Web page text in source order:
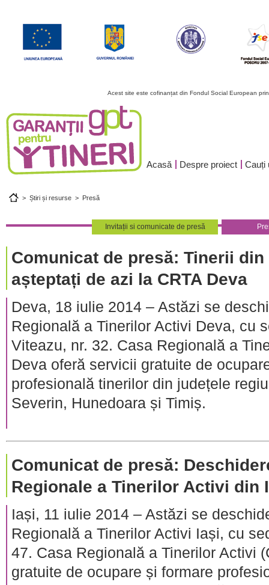
Acest site este cofinanțat din Fondul Social European
Acasă Despre proiect Cauți
> Știri și resurse > Presă
Invitații si comunicate de presă
Comunicat de presă: Tinerii
așteptați de azi la CRTA Deva
Deva, 18 iulie 2014 – Astăzi se
Regională a Tinerilor Activi Deva, cu
Viteazu, nr. 32. Casa Regională a
Deva oferă servicii gratuite de
profesională tinerilor din județele
Severin, Hunedoara și Timiș.
Comunicat de presă:
Regionale a Tinerilor Activi din
Iași, 11 iulie 2014 – Astăzi se
Regională a Tinerilor Activi Iași, cu
47. Casa Regională a Tinerilor Activi
gratuite de ocupare și formare